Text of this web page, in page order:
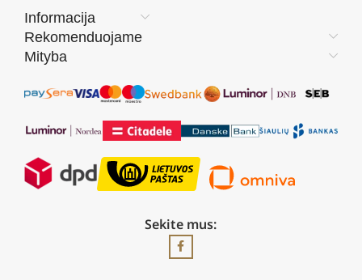
Informacija
Rekomenduojame
Mityba
Sekite mus: